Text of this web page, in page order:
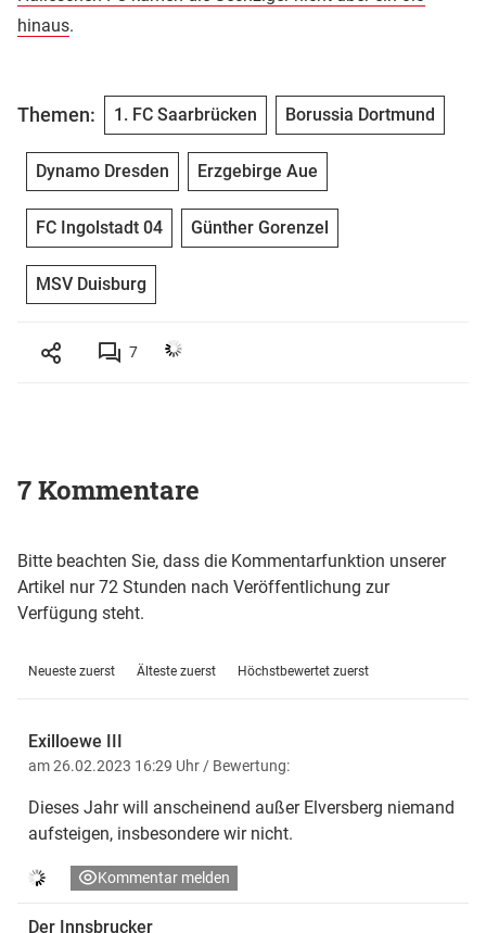
hinaus.
Themen: 1. FC Saarbrücken Borussia Dortmund
Dynamo Dresden Erzgebirge Aue
FC Ingolstadt 04 Günther Gorenzel
MSV Duisburg
7
7 Kommentare
Bitte beachten Sie, dass die Kommentarfunktion unserer
Artikel nur 72 Stunden nach Veröffentlichung zur
Verfügung steht.
Neueste zuerst Älteste zuerst Höchstbewertet zuerst
Exilloewe III
am 26.02.2023 16:29 Uhr / Bewertung:
Dieses Jahr will anscheinend außer Elversberg niemand
aufsteigen, insbesondere wir nicht.
Kommentar melden
Der Innsbrucker